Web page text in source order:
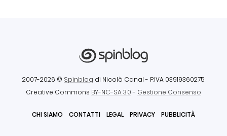
2007-2026 © Spinblog di Nicolò Canal - P.IVA 03919360275
Creative Commons BY-NC-SA 3.0- Gestione Consenso
CHI SIAMO CONTATTI LEGAL PRIVACY PUBBLICITÀ